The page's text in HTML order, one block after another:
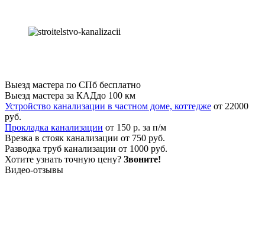
Выезд мастера по СПб бесплатно
Выезд мастера за КАДдо 100 км
Устройство канализации в частном доме, коттедже от 22000
руб.
Прокладка канализации от 150 р. за п/м
Врезка в стояк канализации от 750 руб.
Разводка труб канализации от 1000 руб.
Хотите узнать точную цену? Звоните!
Видео-отзывы